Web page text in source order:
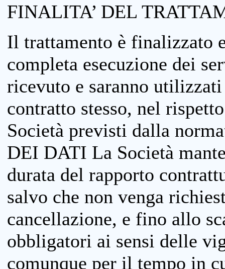
FINALITA’ DEL
Il trattamento è finalizzato
completa esecuzione dei
ricevuto e saranno
contratto stesso, nel
Società previsti dalla
DEI DATI La Società
durata del rapporto
salvo che non venga
cancellazione, e fino allo
obbligatori ai sensi delle
comunque per il tempo in